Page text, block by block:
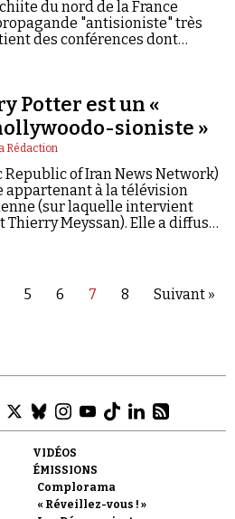
du nord de la France
"antisioniste" très
des conférences dont
Potter est un «
sioniste »
Rédaction
Republic of Iran News Network)
appartenant à la télévision
(sur laquelle intervient
Meyssan). Elle a diffusé,
5 6 7 8 Suivant »
VIDÉOS
ÉMISSIONS
Complorama
« Réveillez-vous ! »